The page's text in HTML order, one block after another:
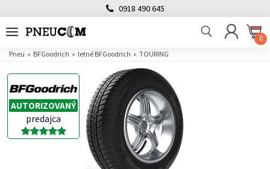
0918 490 645
0
Pneu BFGoodrich letné BFGoodrich TOURING
AUTORIZOVANÝ
predajca